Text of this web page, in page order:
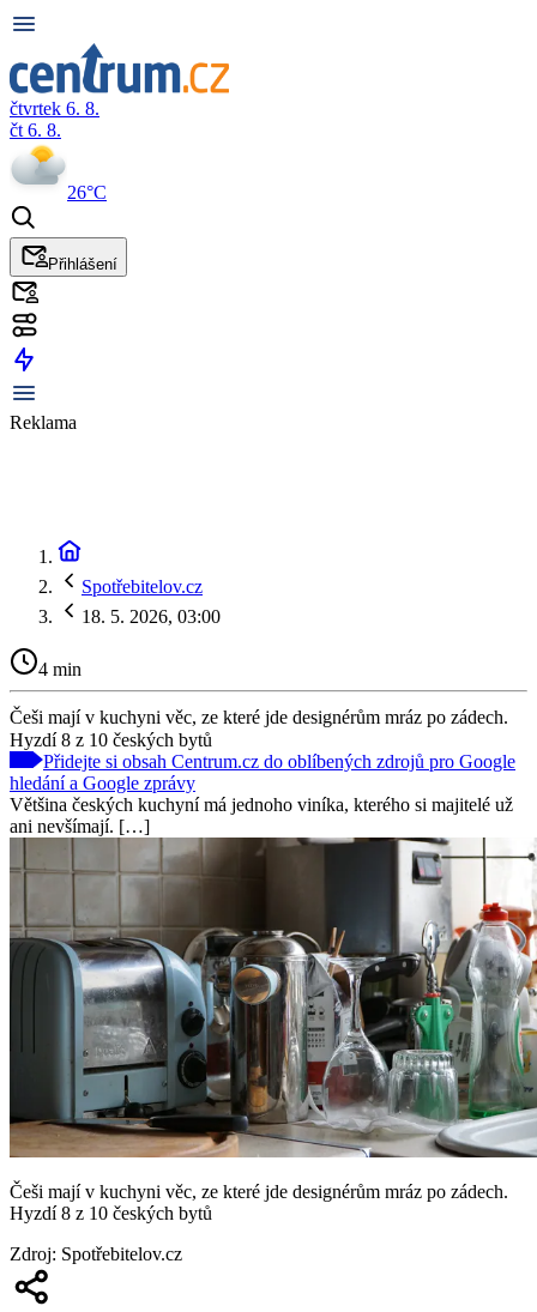
čtvrtek 6. 8.
čt 6. 8.
26°C
Přihlášení
Reklama
Spotřebitelov.cz
18. 5. 2026, 03:00
4 min
Češi mají v kuchyni věc, ze které jde designérům mráz po zádech.
Hyzdí 8 z 10 českých bytů
Přidejte si obsah Centrum.cz do oblíbených zdrojů pro Google
hledání a Google zprávy
Většina českých kuchyní má jednoho viníka, kterého si majitelé už
ani nevšímají. […]
Češi mají v kuchyni věc, ze které jde designérům mráz po zádech.
Hyzdí 8 z 10 českých bytů
Zdroj: Spotřebitelov.cz